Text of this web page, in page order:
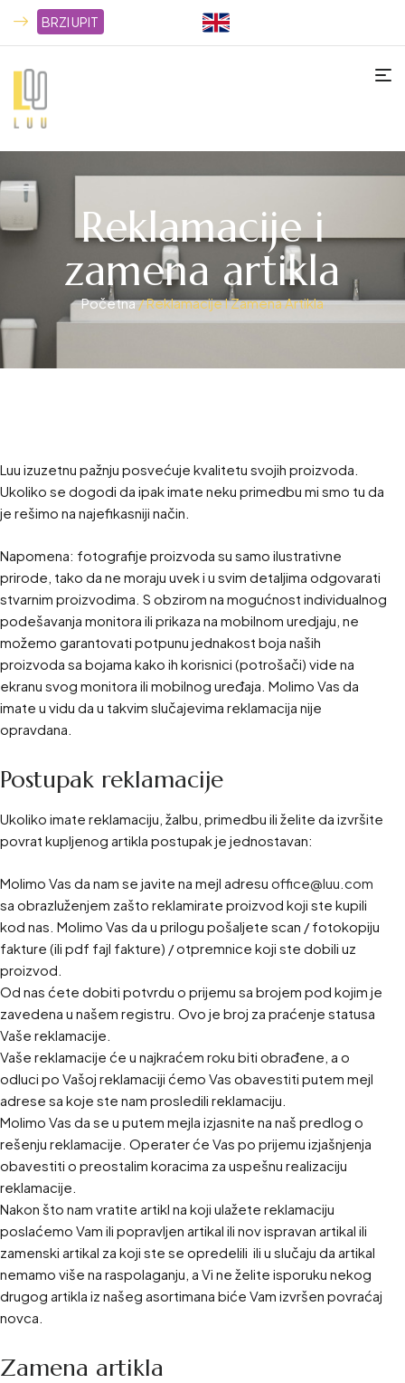
BRZI UPIT
Reklamacije i
zamena artikla
Početna/ Reklamacije I Zamena Artikla
Luu izuzetnu pažnju posvećuje kvalitetu svojih proizvoda.
Ukoliko se dogodi da ipak imate neku primedbu mi smo tu da
je rešimo na najefikasniji način.
Napomena: fotografije proizvoda su samo ilustrativne
prirode, tako da ne moraju uvek i u svim detaljima odgovarati
stvarnim proizvodima. S obzirom na mogućnost individualnog
podešavanja monitora ili prikaza na mobilnom uredjaju, ne
možemo garantovati potpunu jednakost boja naših
proizvoda sa bojama kako ih korisnici (potrošači) vide na
ekranu svog monitora ili mobilnog uređaja. Molimo Vas da
imate u vidu da u takvim slučajevima reklamacija nije
opravdana.
Postupak reklamacije
Ukoliko imate reklamaciju, žalbu, primedbu ili želite da izvršite
povrat kupljenog artikla postupak je jednostavan:
Molimo Vas da nam se javite na mejl adresu office@luu.com
sa obrazluženjem zašto reklamirate proizvod koji ste kupili
kod nas. Molimo Vas da u prilogu pošaljete scan / fotokopiju
fakture (ili pdf fajl fakture) / otpremnice koji ste dobili uz
proizvod.
Od nas ćete dobiti potvrdu o prijemu sa brojem pod kojim je
zavedena u našem registru. Ovo je broj za praćenje statusa
Vaše reklamacije.
Vaše reklamacije će u najkraćem roku biti obrađene, a o
odluci po Vašoj reklamaciji ćemo Vas obavestiti putem mejl
adrese sa koje ste nam prosledili reklamaciju.
Molimo Vas da se u putem mejla izjasnite na naš predlog o
rešenju reklamacije. Operater će Vas po prijemu izjašnjenja
obavestiti o preostalim koracima za uspešnu realizaciju
reklamacije.
Nakon što nam vratite artikl na koji ulažete reklamaciju
poslaćemo Vam ili popravljen artikal ili nov ispravan artikal ili
zamenski artikal za koji ste se opredelili ili u slučaju da artikal
nemamo više na raspolaganju, a Vi ne želite isporuku nekog
drugog artikla iz našeg asortimana biće Vam izvršen povraćaj
novca.
Zamena artikla